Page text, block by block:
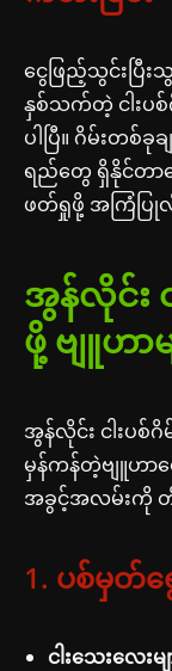
ငွေဖြည့်သွင်းပြီး
နှစ်သက်တဲ့ ငါးပစ်
ပါပြီ။ ဂိမ်းတစ်ခု
ရည်တွေ ရှိနိုင်တာ
ဖတ်ရှုဖို့ အကြံပြု
အွန်လိုင်း
ဖို့ ဗျူဟာမ
အွန်လိုင်း ငါးပစ်
မှန်ကန်တဲ့ဗျူဟာ
အခွင့်အလမ်းကို တို
1. ပစ်မှတ်ရွ
ငါးသေးလေးမ